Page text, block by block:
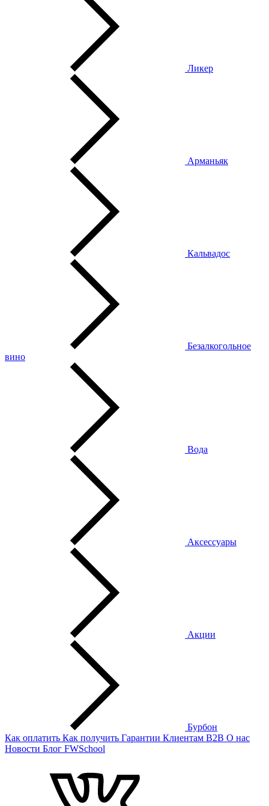
Ликер
Арманьяк
Кальвадос
Безалкогольное
вино
Вода
Аксессуары
Акции
Бурбон
Как оплатить Как получить Гарантии Клиентам B2B О нас
Новости Блог FWSchool